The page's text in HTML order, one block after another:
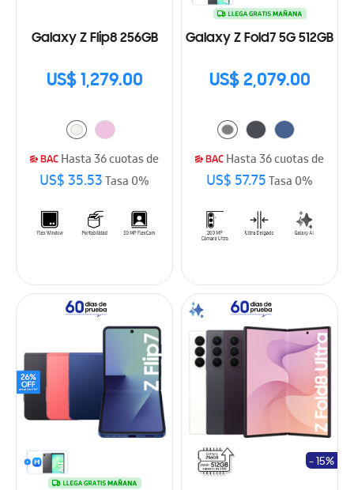
Galaxy Z Flip8 256GB
US$ 1,279.00
Hasta 36 cuotas de
US$ 35.53Tasa 0%
Galaxy Z Fold7 5G 512GB
US$ 2,079.00
Hasta 36 cuotas de
US$ 57.75Tasa 0%
- 15%